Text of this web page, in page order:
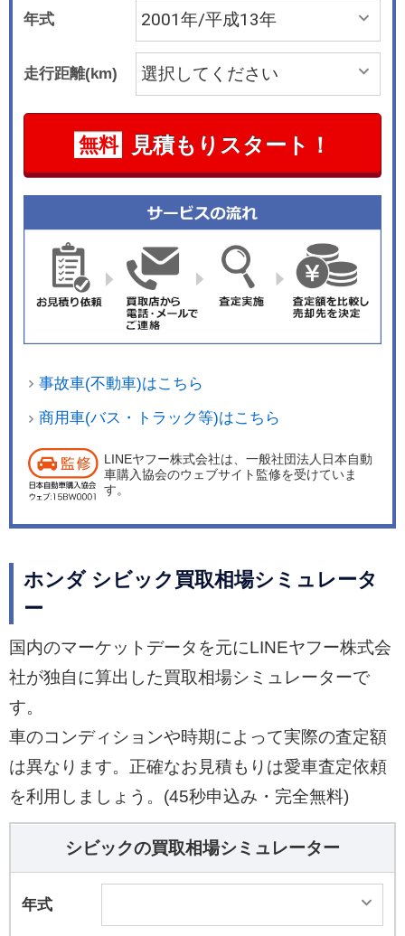
年式
走行距離(km)
無料 見積もりスタート！
事故車(不動車)はこちら
商用車(バス・トラック等)はこちら
LINEヤフー株式会社は、一般社団法人日本自動
車購入協会のウェブサイト監修を受けていま
す。
ホンダ シビック買取相場シミュレータ
ー
国内のマーケットデータを元にLINEヤフー株式会
社が独自に算出した買取相場シミュレーターで
す。
車のコンディションや時期によって実際の査定額
は異なります。正確なお見積もりは愛車査定依頼
を利用しましょう。(45秒申込み・完全無料)
シビックの買取相場シミュレーター
年式